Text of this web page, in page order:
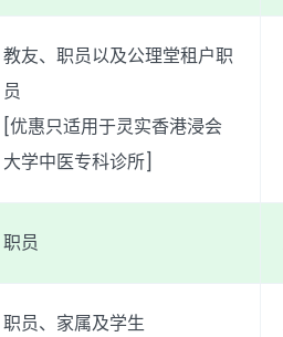
教友、职员以及公理堂租户职
员
[优惠只适用于灵实香港浸会
大学中医专科诊所]
职员
职员、家属及学生